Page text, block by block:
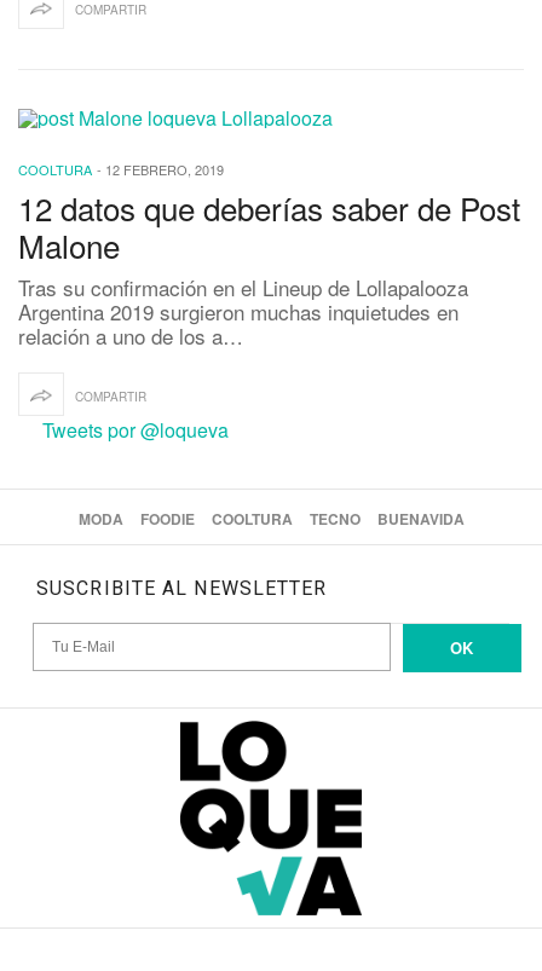
COMPARTIR
COOLTURA - 12 FEBRERO, 2019
12 datos que deberías saber de Post
Malone
Tras su confirmación en el Lineup de Lollapalooza
Argentina 2019 surgieron muchas inquietudes en
relación a uno de los a…
COMPARTIR
Tweets por @loqueva
MODA FOODIE COOLTURA TECNO BUENAVIDA
SUSCRIBITE AL NEWSLETTER
OK